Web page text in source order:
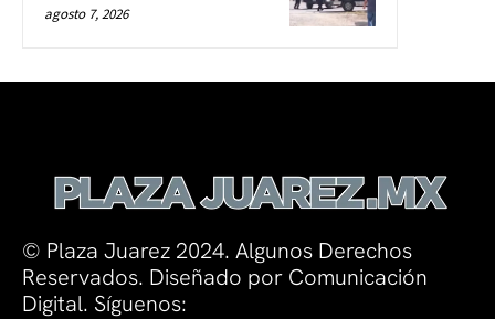
agosto 7, 2026
© Plaza Juarez 2024. Algunos Derechos
Reservados. Diseñado por Comunicación
Digital. Síguenos: